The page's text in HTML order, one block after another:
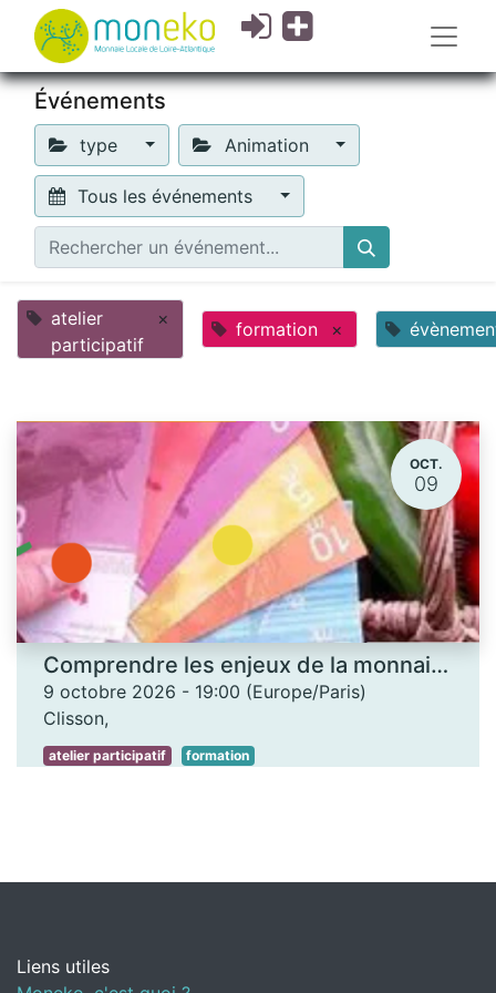
Événements
type Animation
Tous les événements
atelier
participatif
× formation ×
OCT.
09
Comprendre les enjeux de la monnaie locale - Les Ateliers des savoirs
9 octobre 2026 - 19:00 (Europe/Paris)
Clisson,
atelier participatif formation
Liens utiles